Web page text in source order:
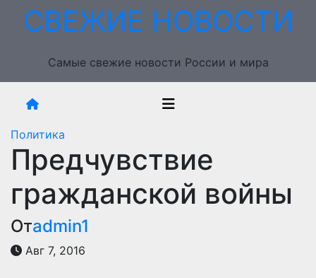
ПерейтиСВЕЖИЕ НОВОСТИ
Самые свежие новости России и мира
Политика
Предчувствие
гражданской войны
Отadmin1
Авг 7, 2016